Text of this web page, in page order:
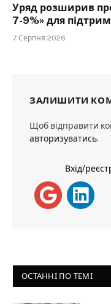
Уряд розширив
7-9%» для
7 Серпня 2026
ЗАЛИШИТИ
Щоб відправити
авторизуватись.
Вхід/
ОСТАННІ ПО ТЕМІ